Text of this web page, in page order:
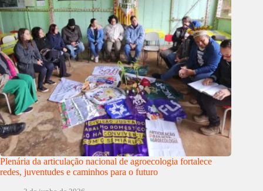
Plenária da articulação nacional de agroecologia fortalece
redes, juventudes e caminhos para o futuro